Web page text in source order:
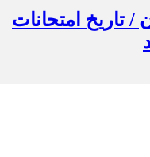
تاریخ امتحانات